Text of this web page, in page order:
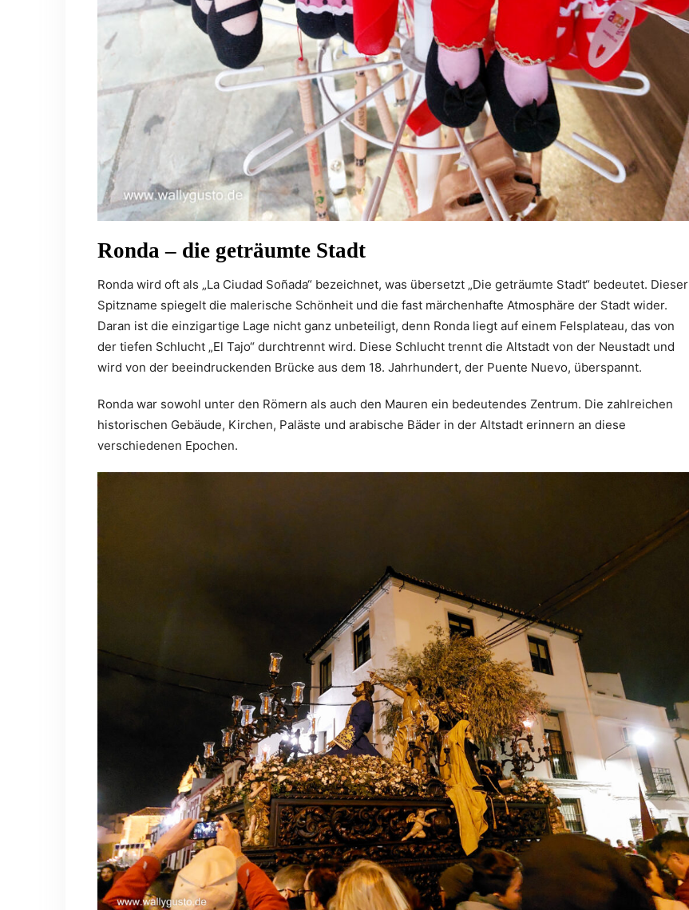
Ronda – die geträumte Stadt
Ronda wird oft als „La Ciudad Soñada“ bezeichnet, was übersetzt „Die geträumte Stadt“ bedeutet. Dieser
Spitzname spiegelt die malerische Schönheit und die fast märchenhafte Atmosphäre der Stadt wider.
Daran ist die einzigartige Lage nicht ganz unbeteiligt, denn Ronda liegt auf einem Felsplateau, das von
der tiefen Schlucht „El Tajo“ durchtrennt wird. Diese Schlucht trennt die Altstadt von der Neustadt und
wird von der beeindruckenden Brücke aus dem 18. Jahrhundert, der Puente Nuevo, überspannt.
Ronda war sowohl unter den Römern als auch den Mauren ein bedeutendes Zentrum. Die zahlreichen
historischen Gebäude, Kirchen, Paläste und arabische Bäder in der Altstadt erinnern an diese
verschiedenen Epochen.